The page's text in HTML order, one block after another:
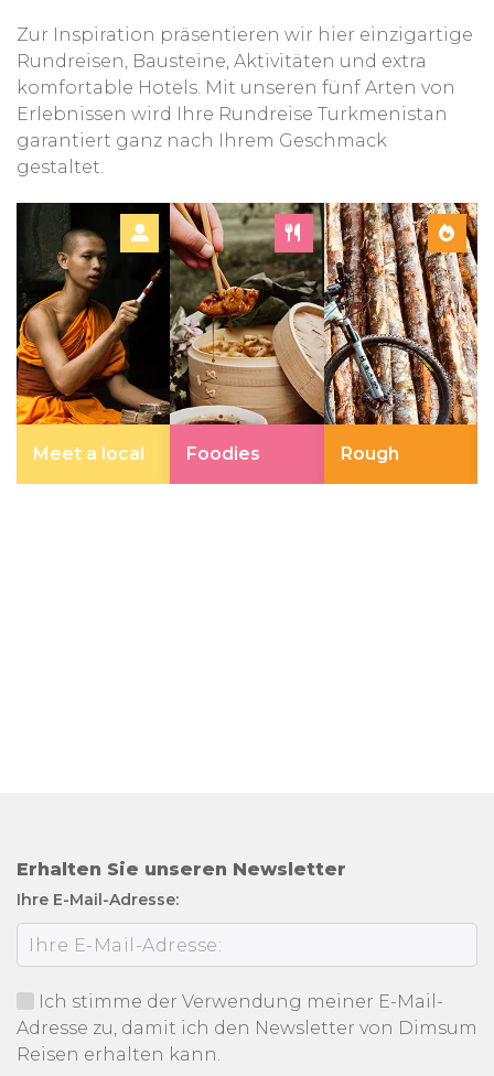
Zur Inspiration präsentieren wir hier einzigartige
Rundreisen, Bausteine, Aktivitäten und extra
komfortable Hotels. Mit unseren fünf Arten von
Erlebnissen wird Ihre Rundreise Turkmenistan
garantiert ganz nach Ihrem Geschmack
gestaltet.
Meet a local Foodies Rough
Erhalten Sie unseren Newsletter
Ihre E-Mail-Adresse:
Ich stimme der Verwendung meiner E-Mail-
Adresse zu, damit ich den Newsletter von Dimsum
Reisen erhalten kann.